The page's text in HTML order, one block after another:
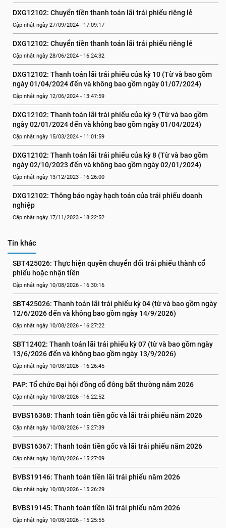
DXG12102: Chuyển tiền thanh toán lãi trái phiếu riêng lẻ
Cập nhật ngày 27/09/2024 - 17:09:17
DXG12102: Chuyển tiền thanh toán lãi trái phiếu riêng lẻ
Cập nhật ngày 28/06/2024 - 16:24:32
DXG12102: Thanh toán lãi trái phiếu của kỳ 10 (Từ và bao gồm
ngày 01/04/2024 đến và không bao gồm ngày 01/07/2024)
Cập nhật ngày 12/06/2024 - 13:47:59
DXG12102: Thanh toán lãi trái phiếu của kỳ 9 (Từ và bao gồm
ngày 02/01/2024 đến và không bao gồm ngày 01/04/2024)
Cập nhật ngày 15/03/2024 - 11:01:59
DXG12102: Thanh toán lãi trái phiếu của kỳ 8 (Từ và bao gồm
ngày 02/10/2023 đến và không bao gồm ngày 02/01/2024)
Cập nhật ngày 13/12/2023 - 16:26:00
DXG12102: Thông báo ngày hạch toán của trái phiếu doanh
nghiệp
Cập nhật ngày 17/11/2023 - 18:22:52
Tin khác
SBT425026: Thực hiện quyền chuyển đổi trái phiếu thành cổ
phiếu hoặc nhận tiền
Cập nhật ngày 10/08/2026 - 16:30:16
SBT425026: Thanh toán lãi trái phiếu kỳ 04 (từ và bao gồm ngày
12/6/2026 đến và không bao gồm ngày 14/9/2026)
Cập nhật ngày 10/08/2026 - 16:27:22
SBT12402: Thanh toán lãi trái phiếu kỳ 07 (từ và bao gồm ngày
13/6/2026 đến và không bao gồm ngày 13/9/2026)
Cập nhật ngày 10/08/2026 - 16:26:45
PAP: Tổ chức Đại hội đồng cổ đông bất thường năm 2026
Cập nhật ngày 10/08/2026 - 16:22:52
BVBS16368: Thanh toán tiền gốc và lãi trái phiếu năm 2026
Cập nhật ngày 10/08/2026 - 15:27:39
BVBS16367: Thanh toán tiền gốc và lãi trái phiếu năm 2026
Cập nhật ngày 10/08/2026 - 15:27:09
BVBS19146: Thanh toán tiền lãi trái phiếu năm 2026
Cập nhật ngày 10/08/2026 - 15:26:29
BVBS19145: Thanh toán tiền lãi trái phiếu năm 2026
Cập nhật ngày 10/08/2026 - 15:25:55